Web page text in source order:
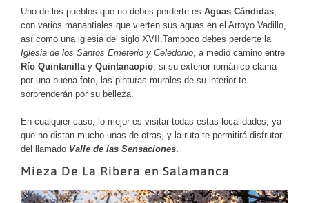
Uno de los pueblos que no debes perderte es Aguas Cándidas,
con varios manantiales que vierten sus aguas en el Arroyo Vadillo,
así como una iglesia del siglo XVII.Tampoco debes perderte la
Iglesia de los Santos Emeterio y Celedonio, a medio camino entre
Río Quintanillay Quintanaopio; si su exterior románico clama
por una buena foto, las pinturas murales de su interior te
sorprenderán por su belleza.
En cualquier caso, lo mejor es visitar todas estas localidades, ya
que no distan mucho unas de otras, y la ruta te permitirá disfrutar
del llamado Valle de las Sensaciones.
Mieza De La Ribera en Salamanca